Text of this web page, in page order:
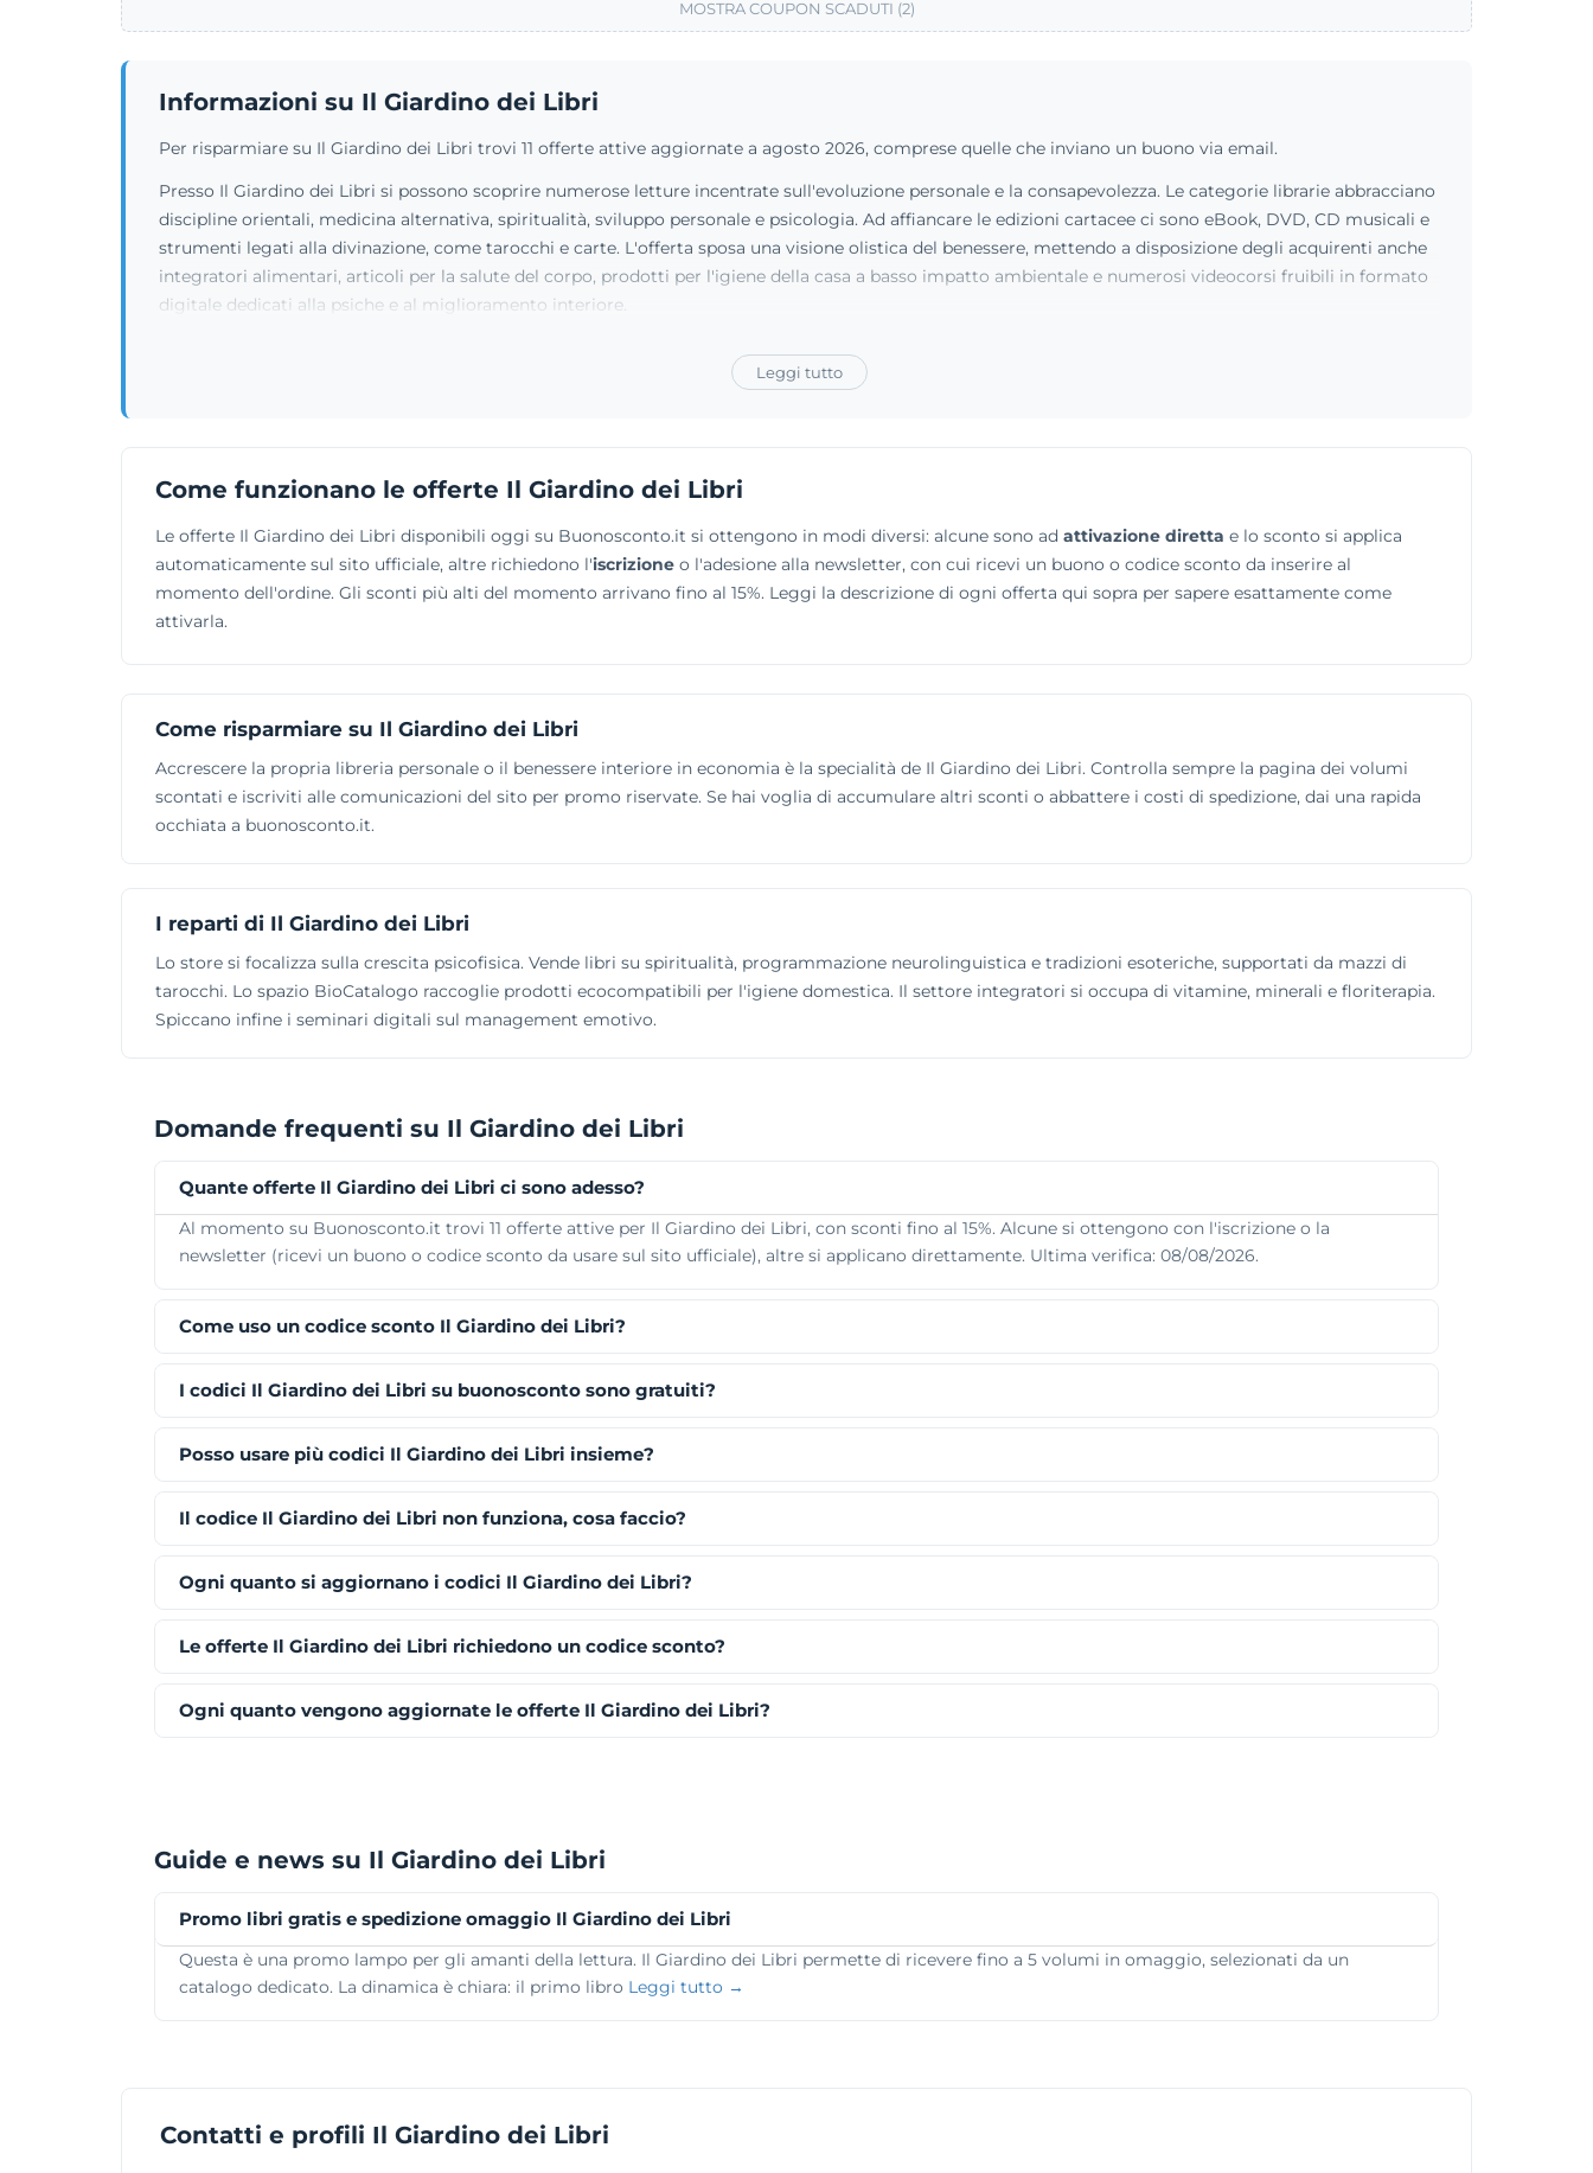
MOSTRA COUPON SCADUTI (2)
Informazioni su Il Giardino dei Libri
Per risparmiare su Il Giardino dei Libri trovi 11 offerte attive aggiornate a agosto 2026, comprese quelle che inviano un buono via email.
Presso Il Giardino dei Libri si possono scoprire numerose letture incentrate sull'evoluzione personale e la consapevolezza. Le categorie librarie abbracciano
discipline orientali, medicina alternativa, spiritualità, sviluppo personale e psicologia. Ad affiancare le edizioni cartacee ci sono eBook, DVD, CD musicali e
strumenti legati alla divinazione, come tarocchi e carte. L'offerta sposa una visione olistica del benessere, mettendo a disposizione degli acquirenti anche
integratori alimentari, articoli per la salute del corpo, prodotti per l'igiene della casa a basso impatto ambientale e numerosi videocorsi fruibili in formato
digitale dedicati alla psiche e al miglioramento interiore.
Leggi tutto
Come funzionano le offerte Il Giardino dei Libri
Le offerte Il Giardino dei Libri disponibili oggi su Buonosconto.it si ottengono in modi diversi: alcune sono ad attivazione diretta e lo sconto si applica
automaticamente sul sito ufficiale, altre richiedono l'iscrizione o l'adesione alla newsletter, con cui ricevi un buono o codice sconto da inserire al
momento dell'ordine. Gli sconti più alti del momento arrivano fino al 15%. Leggi la descrizione di ogni offerta qui sopra per sapere esattamente come
attivarla.
Come risparmiare su Il Giardino dei Libri
Accrescere la propria libreria personale o il benessere interiore in economia è la specialità de Il Giardino dei Libri. Controlla sempre la pagina dei volumi
scontati e iscriviti alle comunicazioni del sito per promo riservate. Se hai voglia di accumulare altri sconti o abbattere i costi di spedizione, dai una rapida
occhiata a buonosconto.it.
I reparti di Il Giardino dei Libri
Lo store si focalizza sulla crescita psicofisica. Vende libri su spiritualità, programmazione neurolinguistica e tradizioni esoteriche, supportati da mazzi di
tarocchi. Lo spazio BioCatalogo raccoglie prodotti ecocompatibili per l'igiene domestica. Il settore integratori si occupa di vitamine, minerali e floriterapia.
Spiccano infine i seminari digitali sul management emotivo.
Domande frequenti su Il Giardino dei Libri
Quante offerte Il Giardino dei Libri ci sono adesso?
Al momento su Buonosconto.it trovi 11 offerte attive per Il Giardino dei Libri, con sconti fino al 15%. Alcune si ottengono con l'iscrizione o la
newsletter (ricevi un buono o codice sconto da usare sul sito ufficiale), altre si applicano direttamente. Ultima verifica: 08/08/2026.
Come uso un codice sconto Il Giardino dei Libri?
I codici Il Giardino dei Libri su buonosconto sono gratuiti?
Posso usare più codici Il Giardino dei Libri insieme?
Il codice Il Giardino dei Libri non funziona, cosa faccio?
Ogni quanto si aggiornano i codici Il Giardino dei Libri?
Le offerte Il Giardino dei Libri richiedono un codice sconto?
Ogni quanto vengono aggiornate le offerte Il Giardino dei Libri?
Guide e news su Il Giardino dei Libri
Promo libri gratis e spedizione omaggio Il Giardino dei Libri
Questa è una promo lampo per gli amanti della lettura. Il Giardino dei Libri permette di ricevere fino a 5 volumi in omaggio, selezionati da un
catalogo dedicato. La dinamica è chiara: il primo libro Leggi tutto →
Contatti e profili Il Giardino dei Libri